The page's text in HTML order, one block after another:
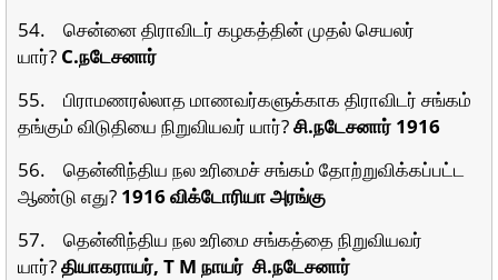
54. சென்னை திராவிடர் கழகத்தின் முதல் செயலர்
யார்? C.நடேசனார்
55. பிராமணரல்லாத மாணவர்களுக்காக திராவிடர் சங்கம்
தங்கும் விடுதியை நிறுவியவர் யார்?சி.நடேசனார் 1916
56. தென்னிந்திய நல உரிமைச் சங்கம் தோற்றுவிக்கப்பட்ட
ஆண்டு எது? 1916 விக்டோரியா அரங்கு
57. தென்னிந்திய நல உரிமை சங்கத்தை நிறுவியவர்
யார்?தியாகராயர், T M நாயர் சி.நடேசனார்